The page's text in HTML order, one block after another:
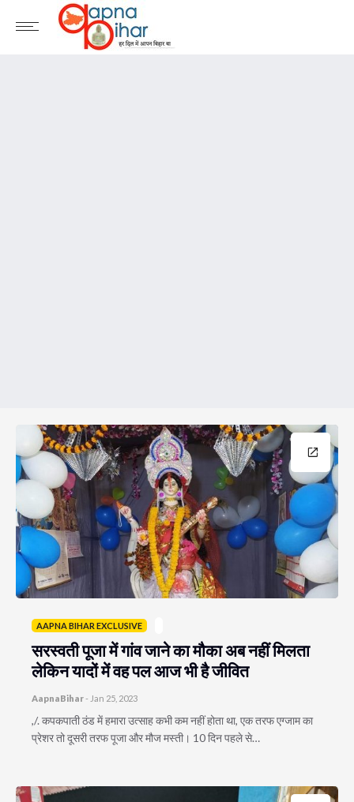
AAPNA BIHAR EXCLUSIVE
सरस्वती पूजा में गांव जाने का मौका अब नहीं मिलता
लेकिन यादों में वह पल आज भी है जीवित
AapnaBihar- Jan 25, 2023
,/. कपकपाती ठंड में हमारा उत्साह कभी कम नहीं होता था, एक तरफ एग्जाम का
प्रेशर तो दूसरी तरफ पूजा और मौज मस्ती। 10 दिन पहले से…